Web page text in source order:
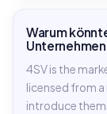
Warum
4SV is the
licensed from
introduce